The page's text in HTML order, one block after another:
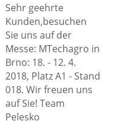
Sehr geehrte
Kunden,besuchen
Sie uns auf der
Messe: MTechagro in
Brno: 18. - 12. 4.
2018, Platz A1 - Stand
018. Wir freuen uns
auf Sie! Team
Pelesko